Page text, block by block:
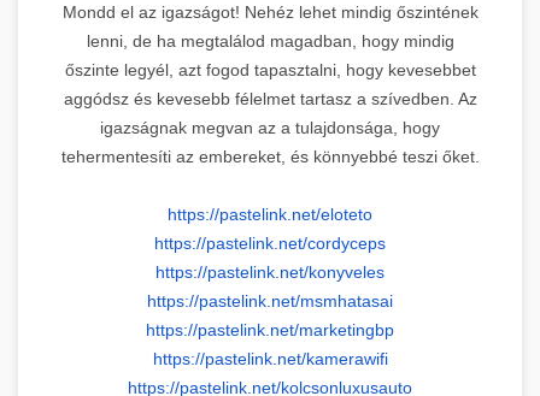
Mondd el az igazságot! Nehéz lehet mindig őszintének
lenni, de ha megtalálod magadban, hogy mindig
őszinte legyél, azt fogod tapasztalni, hogy kevesebbet
aggódsz és kevesebb félelmet tartasz a szívedben. Az
igazságnak megvan az a tulajdonsága, hogy
tehermentesíti az embereket, és könnyebbé teszi őket.
https://pastelink.net/eloteto
https://pastelink.net/cordyceps
https://pastelink.net/konyveles
https://pastelink.net/msmhatasai
https://pastelink.net/marketingbp
https://pastelink.net/kamerawifi
https://pastelink.net/kolcsonluxusauto